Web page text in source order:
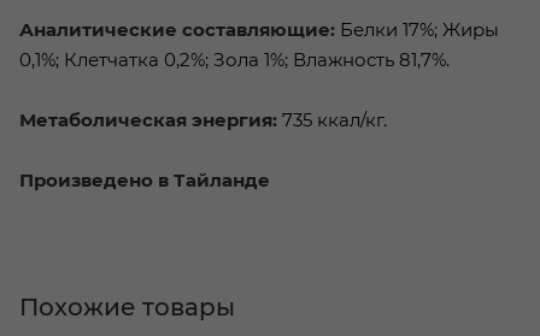
Аналитические составляющие: Белки 17%; Жиры
0,1%; Клетчатка 0,2%; Зола 1%; Влажность 81,7%.
Метаболическая энергия: 735 ккал/кг.
Произведено в Тайланде
Похожие товары